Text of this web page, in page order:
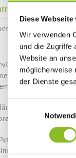
Diese
Wir verwenden
und die Zugriffe
Website an
möglicherweise
der Dienste
beim
schließt Aqua
Aqua
"aqua mobil
von der
das Angebot
Wagner
der